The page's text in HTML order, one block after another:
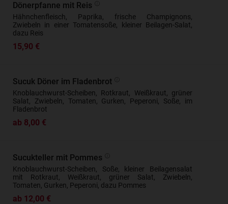
Dönerpfanne mit Reis
Hähnchenfleisch, Paprika, frische Champignons,
Zwiebeln in einer Tomatensoße, kleiner Beilagen-Salat,
dazu Reis
15,90 €
Sucuk Döner im Fladenbrot
Knoblauchwurst-Scheiben, Rotkraut, Weißkraut, grüner
Salat, Zwiebeln, Tomaten, Gurken, Peperoni, Soße, im
Fladenbrot
ab 8,00 €
Sucukteller mit Pommes
Knoblauchwurst-Scheiben, Soße, kleiner Beilagensalat
mit Rotkraut, Weißkraut, grüner Salat, Zwiebeln,
Tomaten, Gurken, Peperoni, dazu Pommes
ab 12,00 €